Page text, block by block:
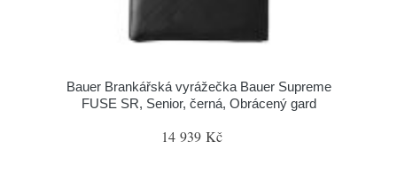
Bauer Brankářská vyrážečka Bauer Supreme
FUSE SR, Senior, černá, Obrácený gard
14 939 Kč